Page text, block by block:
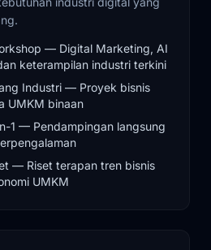
— Digital Marketing, AI
keterampilan industri terkini
Industri — Proyek bisnis
UMKM binaan
1 — Pendampingan langsung
— Riset terapan tren bisnis
UMKM